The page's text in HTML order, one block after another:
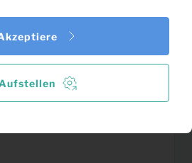
Aufstellen